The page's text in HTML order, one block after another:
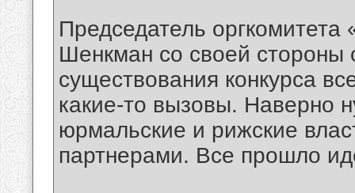
Председатель
Шенкман со своей стороны
существования конкурса
какие-то вызовы. Наверно
юрмальские и рижские
партнерами. Все прошло